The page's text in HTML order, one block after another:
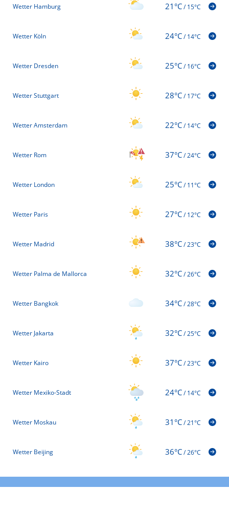
Wetter Hamburg 21°C/15°C
Wetter Köln 24°C/14°C
Wetter Dresden 25°C/16°C
Wetter Stuttgart 28°C/17°C
Wetter Amsterdam 22°C/14°C
Wetter Rom 37°C/24°C
Wetter London 25°C/11°C
Wetter Paris 27°C/12°C
Wetter Madrid 38°C/23°C
Wetter Palma de Mallorca 32°C/26°C
Wetter Bangkok 34°C/28°C
Wetter Jakarta 32°C/25°C
Wetter Kairo 37°C/23°C
Wetter Mexiko-Stadt 24°C/14°C
Wetter Moskau 31°C/21°C
Wetter Beijing 36°C/26°C